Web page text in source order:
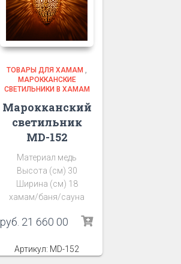
ТОВАРЫ ДЛЯ ХАМАМ ,
МАРОККАНСКИЕ
СВЕТИЛЬНИКИ В ХАМАМ
Марокканский
светильник
MD-152
Материал медь
Высота (см) 30
Ширина (см) 18
хамам/баня/сауна
руб. 21 660 00
Артикул: MD-152